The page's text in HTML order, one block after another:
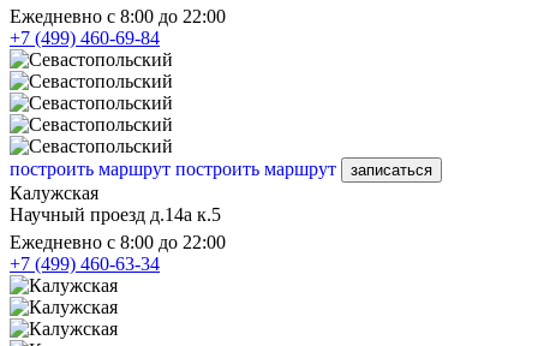
Ежедневно с 8:00 до 22:00
+7 (499) 460-69-84
построить маршрут построить маршрут записаться
Калужская
Научный проезд д.14а к.5
Ежедневно с 8:00 до 22:00
+7 (499) 460-63-34